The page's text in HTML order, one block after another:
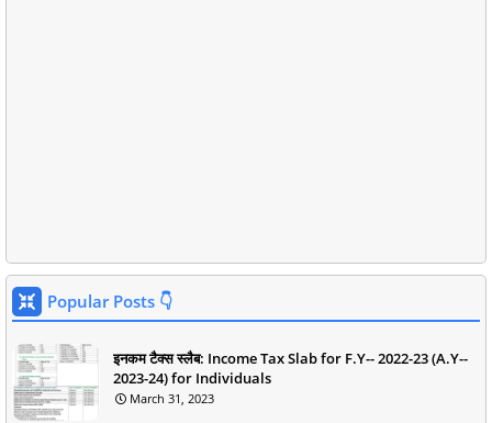
Popular Posts 👇
इनकम टैक्स स्लैब: Income Tax Slab for F.Y-- 2022-23 (A.Y--
2023-24) for Individuals
March 31, 2023